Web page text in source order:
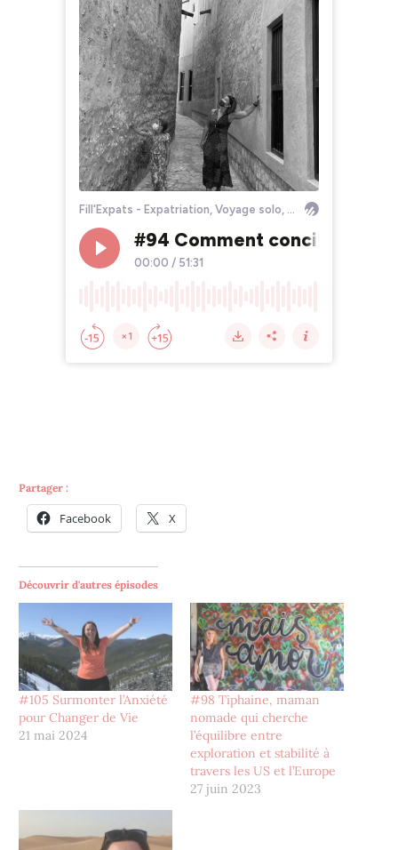
Partager :
Facebook X
Découvrir d'autres épisodes
#105 Surmonter l’Anxiété
pour Changer de Vie
21 mai 2024
#98 Tiphaine, maman
nomade qui cherche
l’équilibre entre
exploration et stabilité à
travers les US et l’Europe
27 juin 2023